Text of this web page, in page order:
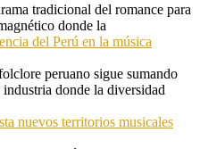
tradicional del romance para
donde la
del Perú en la música
peruano sigue sumando
donde la diversidad
nuevos territorios musicales